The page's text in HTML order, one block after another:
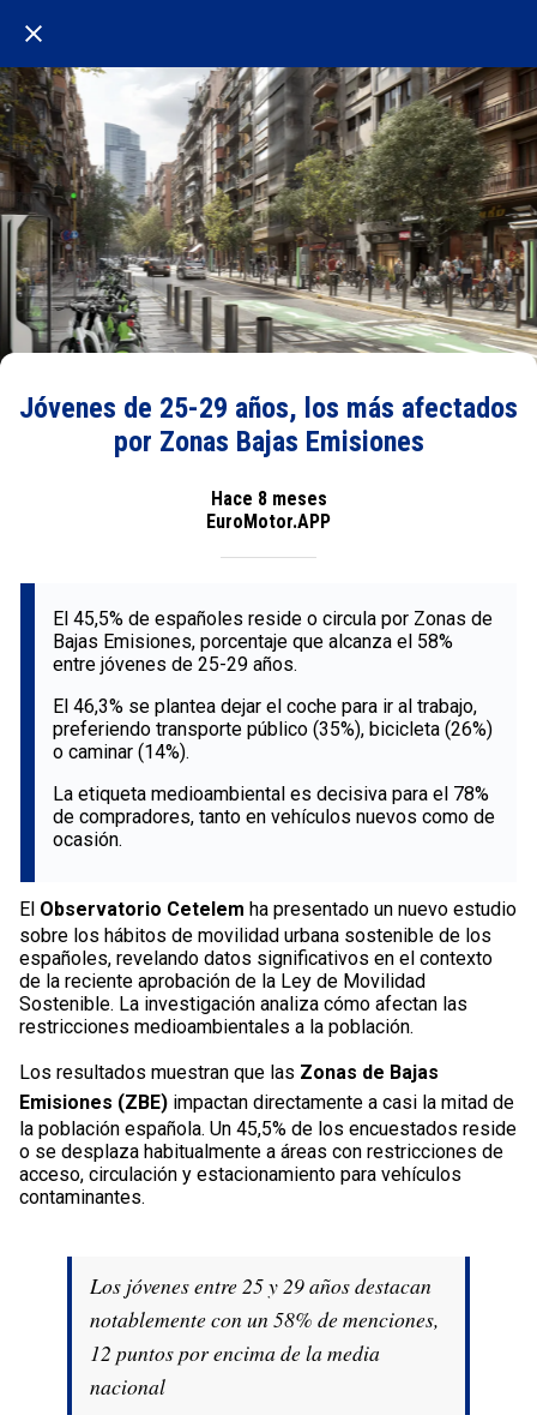
Jóvenes de 25-29 años, los más afectados
por Zonas Bajas Emisiones
Hace 8 meses
EuroMotor.APP
El 45,5% de españoles reside o circula por Zonas de
Bajas Emisiones, porcentaje que alcanza el 58%
entre jóvenes de 25-29 años.
El 46,3% se plantea dejar el coche para ir al trabajo,
preferiendo transporte público (35%), bicicleta (26%)
o caminar (14%).
La etiqueta medioambiental es decisiva para el 78%
de compradores, tanto en vehículos nuevos como de
ocasión.
El Observatorio Cetelem ha presentado un nuevo estudio
sobre los hábitos de movilidad urbana sostenible de los
españoles, revelando datos significativos en el contexto
de la reciente aprobación de la Ley de Movilidad
Sostenible. La investigación analiza cómo afectan las
restricciones medioambientales a la población.
Los resultados muestran que las Zonas de Bajas
Emisiones (ZBE) impactan directamente a casi la mitad de
la población española. Un 45,5% de los encuestados reside
o se desplaza habitualmente a áreas con restricciones de
acceso, circulación y estacionamiento para vehículos
contaminantes.
Los jóvenes entre 25 y 29 años destacan
notablemente con un 58% de menciones,
12 puntos por encima de la media
nacional